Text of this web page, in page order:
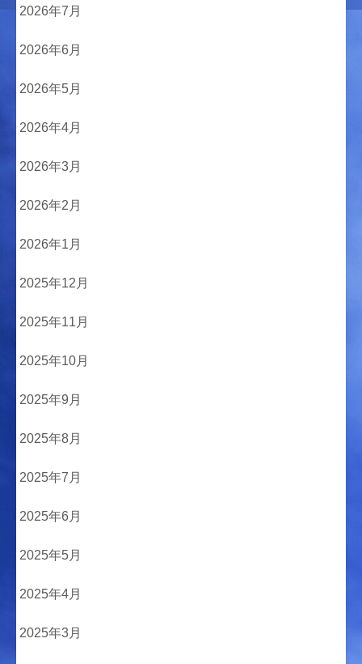
2026年7月
2026年6月
2026年5月
2026年4月
2026年3月
2026年2月
2026年1月
2025年12月
2025年11月
2025年10月
2025年9月
2025年8月
2025年7月
2025年6月
2025年5月
2025年4月
2025年3月